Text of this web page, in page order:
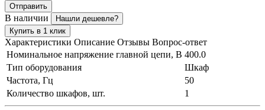
Отправить
В наличии
Нашли дешевле?
Купить в 1 клик
Характеристики Описание Отзывы Вопрос-ответ
Номинальное напряжение главной цепи, В 400.0
Тип оборудования
Шкаф
Частота, Гц
50
Количество шкафов, шт.
1